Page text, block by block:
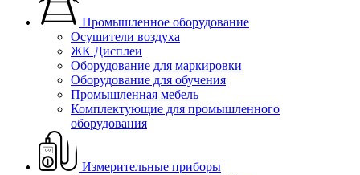
Промышленное оборудование
Осушители воздуха
ЖК Дисплеи
Оборудование для маркировки
Оборудование для обучения
Промышленная мебель
Комплектующие для промышленного
оборудования
Измерительные приборы